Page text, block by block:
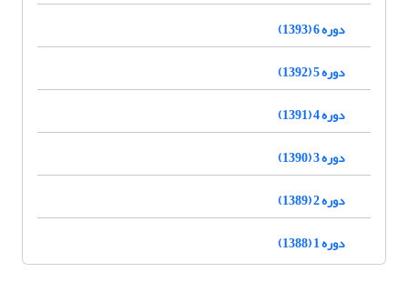
دوره 6 (1393)
دوره 5 (1392)
دوره 4 (1391)
دوره 3 (1390)
دوره 2 (1389)
دوره 1 (1388)